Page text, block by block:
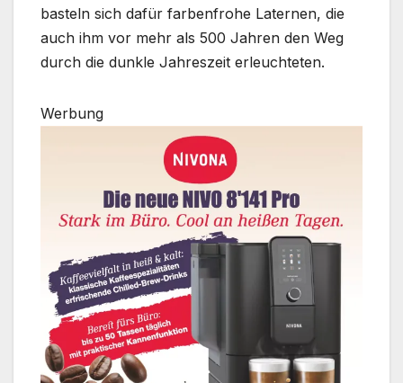
basteln sich dafür farbenfrohe Laternen, die
auch ihm vor mehr als 500 Jahren den Weg
durch die dunkle Jahreszeit erleuchteten.
Werbung